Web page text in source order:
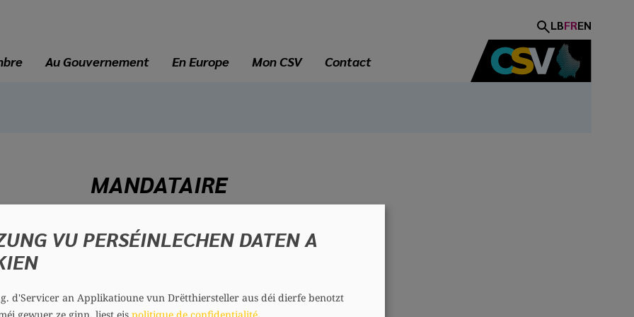
LBFREN
Au Gouvernement En Europe Mon CSV Contact
MANDATAIRE
Mike GRAAS
Section : Bissen
VU PERSÉINLECHEN DATEN A
d'Servicer an Applikatioune vun Drëtthiersteller aus déi dierfe benotzt
gewuer ze ginn, liest eis politique de confidentialité.